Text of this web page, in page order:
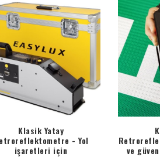
Klasik Yatay
- Yol
işaretleri için
ve